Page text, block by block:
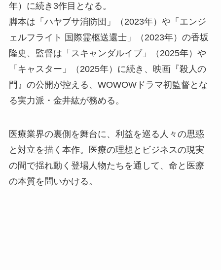
年）に続き3作目となる。
脚本は「ハヤブサ消防団」（2023年）や「エンジ
ェルフライト 国際霊柩送還士」（2023年）の香坂
隆史、監督は「スキャンダルイブ」（2025年）や
「キャスター」（2025年）に続き、映画『殺人の
門』の公開が控える、WOWOWドラマ初監督とな
る実力派・金井紘が務める。
医療業界の裏側を舞台に、利益を巡る人々の思惑
と対立を描く本作。医療の理想とビジネスの現実
の間で揺れ動く登場人物たちを通して、命と医療
の本質を問いかける。